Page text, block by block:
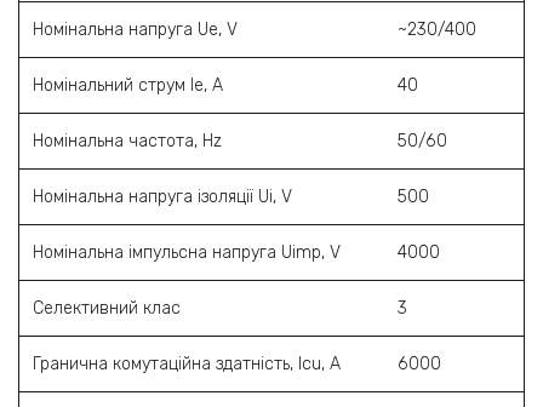
Номінальна напруга Ue, V ~230/400
Номінальний струм Ie, A 40
Номінальна частота, Hz 50/60
Номінальна напруга ізоляції Ui, V 500
Номінальна імпульсна напруга Uimp, V 4000
Селективний клас 3
Гранична комутаційна здатність, Icu, A 6000